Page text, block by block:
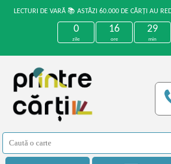
LECTURI DE VARĂ 📚 ASTĂZI 60.000 DE CĂRȚI AU
0
zile
16
ore
29
min